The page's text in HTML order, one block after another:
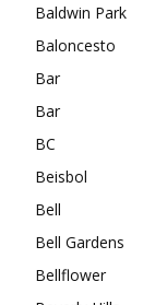
Baldwin Park
Baloncesto
Bar
Bar
BC
Beisbol
Bell
Bell Gardens
Bellflower